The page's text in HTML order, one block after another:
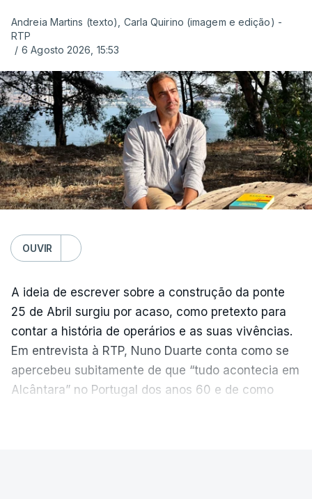
Andreia Martins (texto), Carla Quirino (imagem e edição) -
RTP
/ 6 Agosto 2026, 15:53
OUVIR
A ideia de escrever sobre a construção da ponte
25 de Abril surgiu por acaso, como pretexto para
contar a história de operários e as suas vivências.
Em entrevista à RTP, Nuno Duarte conta como se
apercebeu subitamente de que “tudo acontecia em
Alcântara” no Portugal dos anos 60 e de como